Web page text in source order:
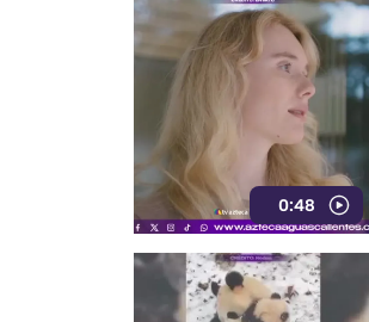
0:48